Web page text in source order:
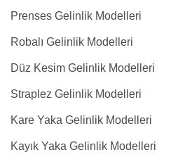
Prenses Gelinlik Modelleri
Robalı Gelinlik Modelleri
Düz Kesim Gelinlik Modelleri
Straplez Gelinlik Modelleri
Kare Yaka Gelinlik Modelleri
Kayık Yaka Gelinlik Modelleri